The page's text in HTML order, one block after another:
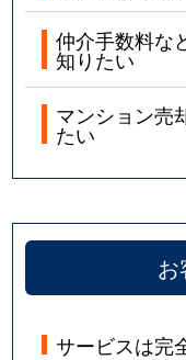
仲介手数料な
知りたい
マンション売
たい
サービスは完